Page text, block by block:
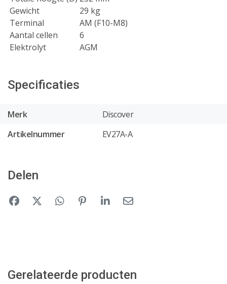
Gewicht
29 kg
Terminal
AM (F10-M8)
Aantal cellen
6
Elektrolyt
AGM
Specificaties
Merk
Discover
Artikelnummer
EV27A-A
Delen
Gerelateerde producten